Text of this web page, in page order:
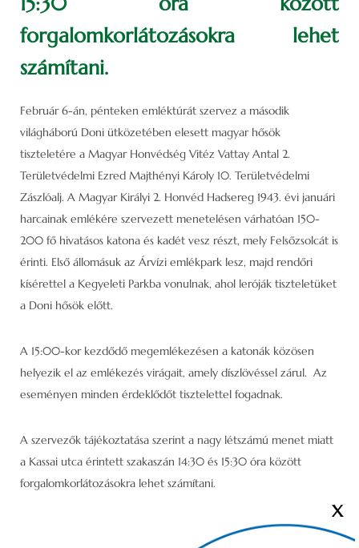
forgalomkorlátozásokra lehet
számítani.
Február 6-án, pénteken emléktúrát szervez a második
világháború Doni ütközetében elesett magyar hősök
tiszteletére a Magyar Honvédség Vitéz Vattay Antal 2.
Területvédelmi Ezred Majthényi Károly 10. Területvédelmi
Zászlóalj. A Magyar Királyi 2. Honvéd Hadsereg 1943. évi januári
harcainak emlékére szervezett menetelésen várhatóan 150-
200 fő hivatásos katona és kadét vesz részt, mely Felsőzsolcát is
érinti. Első állomásuk az Árvízi emlékpark lesz, majd rendőri
kísérettel a Kegyeleti Parkba vonulnak, ahol leróják tiszteletüket
a Doni hősök előtt.
A 15:00-kor kezdődő megemlékezésen a katonák közösen
helyezik el az emlékezés virágait, amely díszlövéssel zárul. Az
eseményen minden érdeklődőt tisztelettel fogadnak.
A szervezők tájékoztatása szerint a nagy létszámú menet miatt
a Kassai utca érintett szakaszán 14:30 és 15:30 óra között
forgalomkorlátozásokra lehet számítani.
X